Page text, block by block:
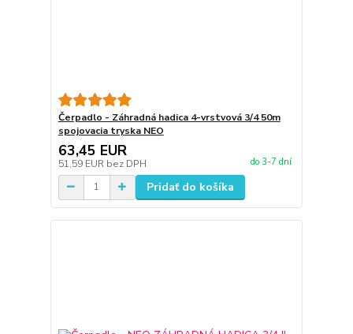
Čerpadlo - Záhradná hadica 4-vrstvová 3/4 50m
spojovacia tryska NEO
63,45 EUR
51,59 EUR bez DPH do 3-7 dní
Pridať do košíka